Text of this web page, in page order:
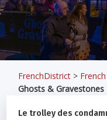
FrenchDistrict >
Ghosts &
Le trolley des